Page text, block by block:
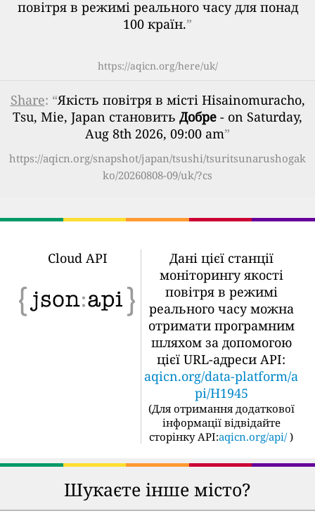
повітря в режимі реального часу для понад
100 країн.”
https://aqicn.org/here/uk/
Share: “Якість повітря в місті Hisainomuracho,
Tsu, Mie, Japan становить Добре - on Saturday,
Aug 8th 2026, 09:00 am”
https://aqicn.org/snapshot/japan/tsushi/tsuritsunarushogak
ko/20260808-09/uk/?cs
Cloud API
Дані цієї станції
моніторингу якості
повітря в режимі
реального часу можна
отримати програмним
шляхом за допомогою
цієї URL-адреси API:
aqicn.org/data-platform/a
pi/H1945
(Для отримання додаткової
інформації відвідайте
сторінку API:aqicn.org/api/ )
Шукаєте інше місто?